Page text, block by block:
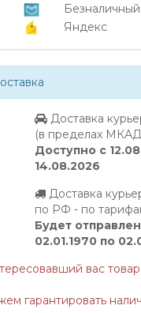
Безналичный
Яндекс
Доставка
(в пределах
Доступно с
14.08.2026
Доставка
по РФ - по
Будет
02.01.1970 по
вас
гарантировать